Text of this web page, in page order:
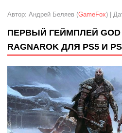
Автор: Андрей Беляев (GameFox) |
ПЕРВЫЙ ГЕЙМПЛЕЙ GOD
RAGNAROK ДЛЯ PS5 И